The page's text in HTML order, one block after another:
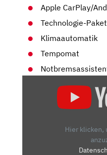
Apple CarPlay/
Technologie-Paket
Klimaautomatik
Tempomat
CROSSLAND
Hier klicken,